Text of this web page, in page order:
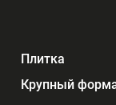
Плитка
Крупный